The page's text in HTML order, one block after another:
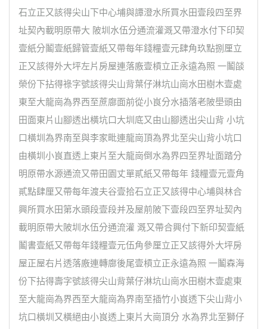
石立正又該得尖山下中心埔與譚澄水所買水田壹段四至界
址契內載明原帶大 陂圳水伍分通流灌溉又帶澄水付下印契
壹紙分鬮壹紙歸管壹紙又帶每年錢糧壹元肆角玖點捌厘立
正又該得外大坪左片房屋連落廒壹槓立正永遠為照 一鬮燄
榮份下拈得祿字號該得尖山背葉仔淋坑山崗水田樹木壹處
東至大龍崗為界西至蔗廍面前從小峎分水插落老陂壆頭由
田面東片山腳透出橫坑口大圳底又由山腳透出尖山背 小坑
口橫圳為界南至與李家毗連龍崗頂為界北至尖山背小坑口
由橫圳小峎直透上東片至大龍崗倒水為界四至界址面踏分
明原帶水源通流又帶田園丈單貳紙又帶每年 錢糧壹元壹角
貳點肆厘又帶每年渡夫谷壹拾石立正又該得中心埔與林合
興所買水田第水頭段壹段并及屋前陂下壹段四至界址契內
載明原帶大陂圳水伍分通流灌 溉又帶合興付下新印契壹紙
鬮書壹紙又帶每年錢糧壹元伍角參厘立正又該得外大坪房
屋正屋右片透落廒連轉廍後尾壹槓立正永遠為照 一鬮森海
份下拈得壽字號該得尖山背葉仔淋坑山崗水田樹木壹處東
至大龍崗為界西至大龍崗為界南至插竹小峎透下尖山背小
坑口橫圳又橫絕由小峎透上東片大崗頂分 水為界北至獅仔